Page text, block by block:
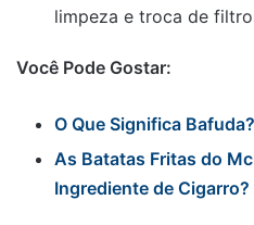
limpeza e troca de
Você Pode Gostar:
O Que Significa
As Batatas Fritas do
Ingrediente de Cigarro?